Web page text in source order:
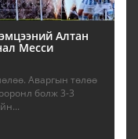
Алтан
Месси
Аваргын төлөө
болж 3-3